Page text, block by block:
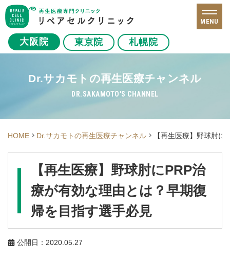
大阪院 東京院 札幌院
MENU
Dr.サカモトの再生医療チャンネル
DR.SAKAMOTO'S CHANNEL
HOME Dr.サカモトの再生医療チャンネル 【再生医療】野球肘
【再生医療】野球肘にPRP治
療が有効な理由とは？早期復
帰を目指す選手必見
公開日：2020.05.27